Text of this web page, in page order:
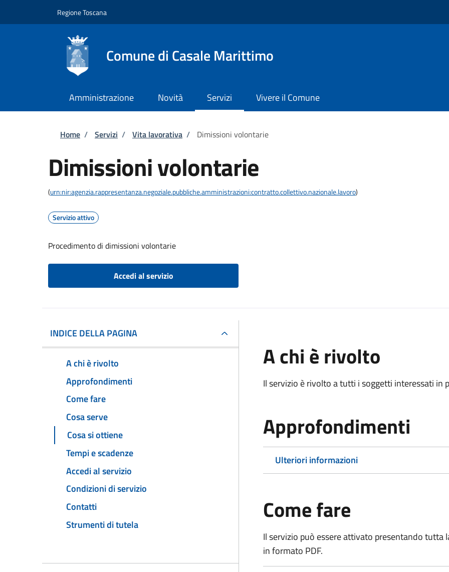
Regione Toscana
Comune di Casale Marittimo
Amministrazione Novità Servizi Vivere il Comune
Briciole di pane
Home / Servizi / Vita lavorativa / Dimissioni volontarie
Dimissioni volontarie
(urn:nir:agenzia.rappresentanza.negoziale.pubbliche.amministrazioni:contratto.collettivo.nazionale.lavoro)
Servizio attivo
Procedimento di dimissioni volontarie
Accedi al servizio
INDICE DELLA PAGINA
A chi è rivolto
Approfondimenti
Come fare
Cosa serve
Cosa si ottiene
Tempi e scadenze
Accedi al servizio
Condizioni di servizio
Contatti
Strumenti di tutela
A chi è rivolto
Il servizio è rivolto a tutti i soggetti interessati in
Approfondimenti
Ulteriori informazioni
Come fare
Il servizio può essere attivato presentando
in formato PDF.